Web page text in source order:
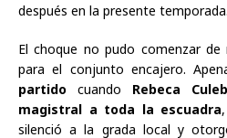
después en la presente temporada.
El choque no pudo comenzar
para el conjunto encajero.
partido cuando Rebeca
magistral a toda la escuadra
silenció a la grada local y